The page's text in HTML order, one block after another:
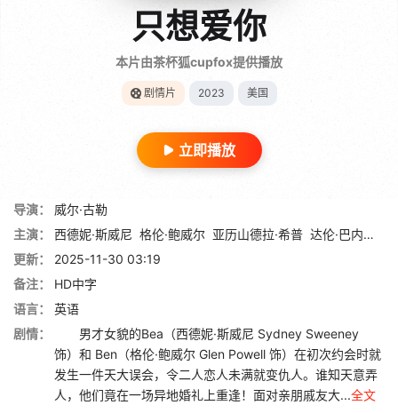
只想爱你
本片由茶杯狐cupfox提供播放
剧情片 2023 美国
立即播放
导演：
威尔·古勒
主演：
西德妮·斯威尼 格伦·鲍威尔 亚历山德拉·希普 达伦·巴内特
更新：
2025-11-30 03:19
备注：
HD中字
语言：
英语
剧情：
男才女貌的Bea（西德妮·斯威尼 Sydney Sweeney
饰）和 Ben（格伦·鲍威尔 Glen Powell 饰）在初次约会时就
发生一件天大误会，令二人恋人未满就变仇人。谁知天意弄
人，他们竟在一场异地婚礼上重逢！面对亲朋戚友大...全文